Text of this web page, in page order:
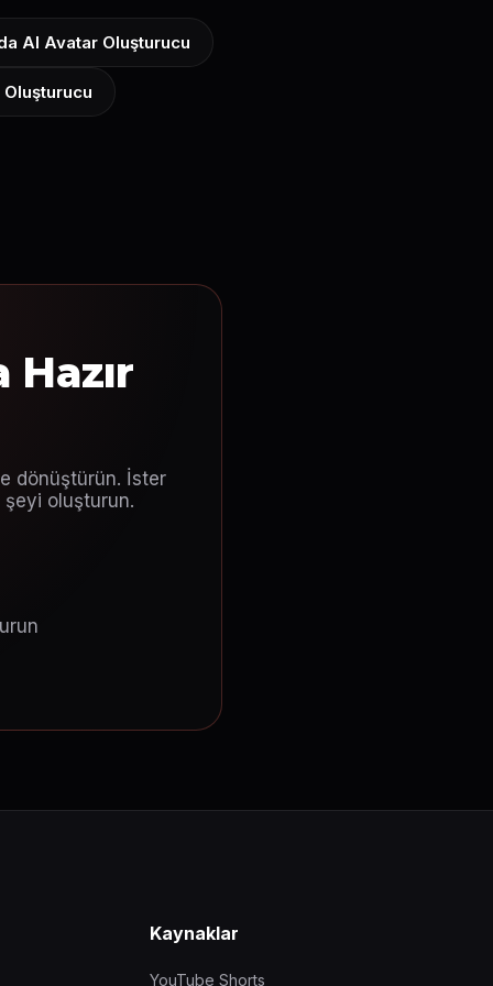
AI Avatar Oluşturucu
dönüştürün. İster
oluşturun.
Kaynaklar
YouTube Shorts